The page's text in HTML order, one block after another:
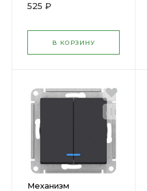
1240320 )
525 ₽
В КОРЗИНУ
Механизм